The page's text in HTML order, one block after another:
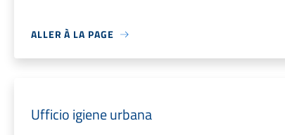
ALLER À LA PAGE
Ufficio igiene urbana